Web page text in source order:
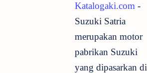
Katalogaki.com -
Suzuki Satria
merupakan motor
pabrikan Suzuki
yang dipasarkan di